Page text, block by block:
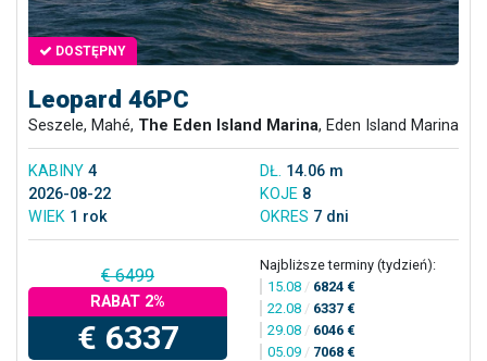
DOSTĘPNY
Leopard 46PC
Seszele, Mahé, The Eden Island Marina, Eden Island Marina
KABINY 4 DŁ. 14.06 m
2026-08-22
KOJE 8
WIEK 1 rok OKRES 7 dni
€ 6499
RABAT 2%
€ 6337
Najbliższe terminy (tydzień):
15.08 / 6824 €
22.08 / 6337 €
29.08 / 6046 €
05.09 / 7068 €